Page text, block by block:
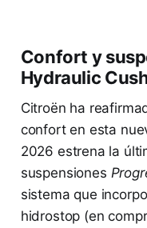
Confort y
Hydraulic
Citroën ha
confort en esta
2026 estrena la
suspensiones
sistema que
hidrostop (en